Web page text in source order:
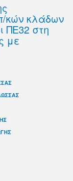
κών κλάδων
ΠΕ32 στη
με